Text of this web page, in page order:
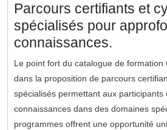
Parcours certifiants et
spécialisés pour
connaissances.
Le point fort du catalogue de formation
dans la proposition de parcours
spécialisés permettant aux participants
connaissances dans des domaines
programmes offrent une opportunité